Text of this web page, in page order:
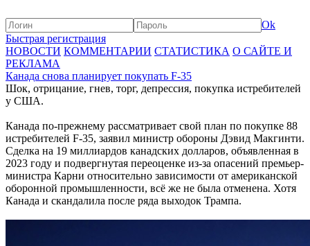
Ok
Быстрая регистрация
НОВОСТИ КОММЕНТАРИИ СТАТИСТИКА О САЙТЕ И
РЕКЛАМА
Канада снова планирует покупать F-35
Шок, отрицание, гнев, торг, депрессия, покупка истребителей
у США.
Канада по-прежнему рассматривает свой план по покупке 88
истребителей F-35, заявил министр обороны Дэвид Макгинти.
Сделка на 19 миллиардов канадских долларов, объявленная в
2023 году и подвергнутая переоценке из-за опасений премьер-
министра Карни относительно зависимости от американской
оборонной промышленности, всё же не была отменена. Хотя
Канада и скандалила после ряда выходок Трампа.